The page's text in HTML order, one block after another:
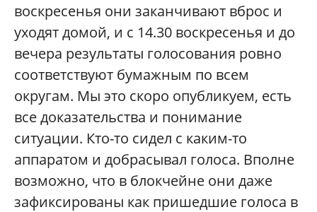
воскресенья они заканчивают вброс и
уходят домой, и с 14.30 воскресенья и до
вечера результаты голосования ровно
соответствуют бумажным по всем
округам. Мы это скоро опубликуем, есть
все доказательства и понимание
ситуации. Кто-то сидел с каким-то
аппаратом и добрасывал голоса. Вполне
возможно, что в блокчейне они даже
зафиксированы как пришедшие голоса в